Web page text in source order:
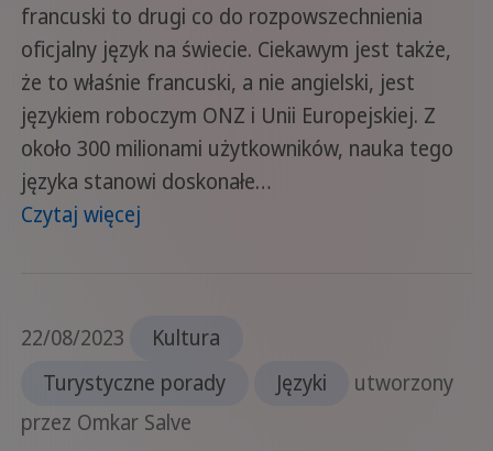
francuski to drugi co do rozpowszechnienia
oficjalny język na świecie. Ciekawym jest także,
że to właśnie francuski, a nie angielski, jest
językiem roboczym ONZ i Unii Europejskiej. Z
około 300 milionami użytkowników, nauka tego
języka stanowi doskonałe…
Czytaj więcej
22/08/2023
Kultura
Turystyczne porady
Języki
utworzony
przez Omkar Salve